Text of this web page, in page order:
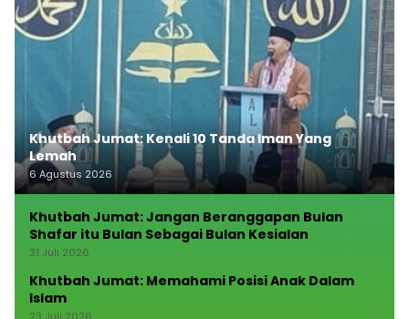
Khutbah Jumat: Kenali 10 Tanda Iman Yang
Lemah
6 Agustus 2026
Khutbah Jumat: Jangan Beranggapan Bulan
Shafar itu Bulan Sebagai Bulan Kesialan
31 Juli 2026
Khutbah Jumat: Memahami Posisi Anak Dalam
Islam